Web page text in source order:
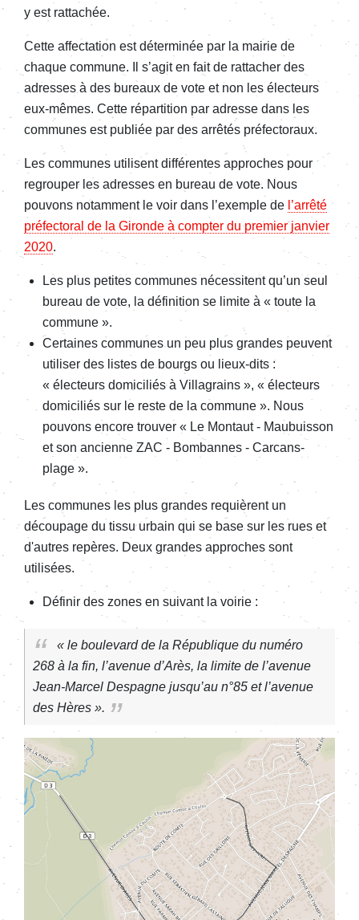
y est rattachée.
Cette affectation est déterminée par la mairie de
chaque commune. Il s’agit en fait de rattacher des
adresses à des bureaux de vote et non les électeurs
eux-mêmes. Cette répartition par adresse dans les
communes est publiée par des arrêtés préfectoraux.
Les communes utilisent différentes approches pour
regrouper les adresses en bureau de vote. Nous
pouvons notamment le voir dans l’exemple de l’arrêté
préfectoral de la Gironde à compter du premier janvier
2020.
Les plus petites communes nécessitent qu’un seul
bureau de vote, la définition se limite à « toute la
commune ».
Certaines communes un peu plus grandes peuvent
utiliser des listes de bourgs ou lieux-dits :
« électeurs domiciliés à Villagrains », « électeurs
domiciliés sur le reste de la commune ». Nous
pouvons encore trouver « Le Montaut - Maubuisson
et son ancienne ZAC - Bombannes - Carcans-
plage ».
Les communes les plus grandes requièrent un
découpage du tissu urbain qui se base sur les rues et
d'autres repères. Deux grandes approches sont
utilisées.
Définir des zones en suivant la voirie :
« le boulevard de la République du numéro
268 à la fin, l’avenue d’Arès, la limite de l’avenue
Jean-Marcel Despagne jusqu’au n°85 et l’avenue
des Hères ».